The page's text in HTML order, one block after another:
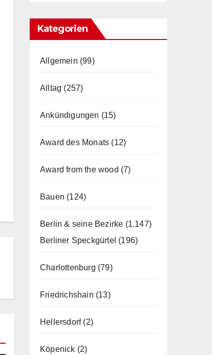
Kategorien
Allgemein (99)
Alltag (257)
Ankündigungen (15)
Award des Monats (12)
Award from the wood (7)
Bauen (124)
Berlin & seine Bezirke (1.147)
Berliner Speckgürtel (196)
Charlottenburg (79)
Friedrichshain (13)
Hellersdorf(2)
Köpenick (2)